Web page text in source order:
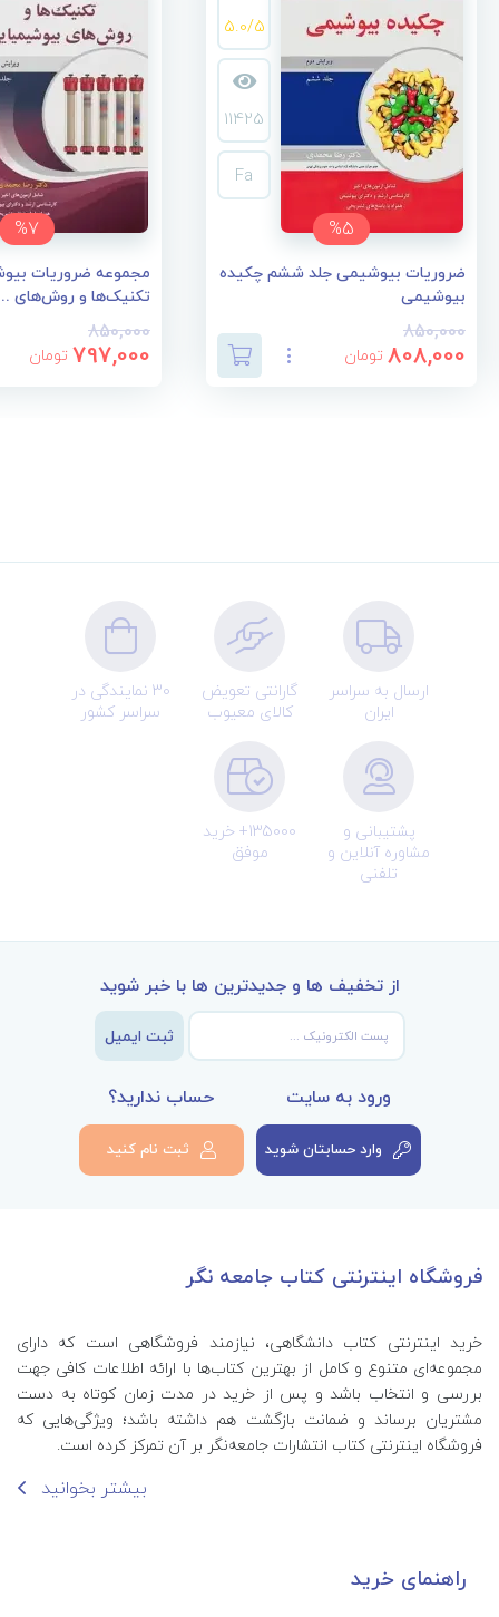
%5
5.0/5
11425
Fa
ضروریات بیوشیمی جلد ششم چکیده
بیوشیمی
850,000
808,000 تومان
%7
مجموعه ضروریات
تکنیک‌ها و روش‌های
850,000
797,000 تومان
ارسال به سراسر
ایران
گارانتی تعویض
کالای معیوب
30 نمایندگی در
سراسر کشور
پشتیبانی و
مشاوره آنلاین و
تلفنی
135000+ خرید
موفق
از تخفیف ها و جدیدترین ها با خبر شوید
ثبت ایمیل
ورود به سایت
وارد حسابتان شوید
حساب ندارید؟
ثبت نام کنید
فروشگاه اینترنتی کتاب جامعه نگر
خرید اینترنتی کتاب‌ دانشگاهی، نیازمند فروشگاهی است که دارای
مجموعه‌ای متنوع و کامل از بهترین کتاب‌ها با ارائه اطلاعات کافی جهت
بررسی و انتخاب باشد و پس از خرید در مدت زمان کوتاه به دست
مشتریان برساند و ضمانت بازگشت هم داشته باشد؛ ویژگی‌هایی که
فروشگاه اینترنتی کتاب انتشارات جامعه‌نگر بر آن تمرکز کرده است.
بیشتر بخوانید
راهنمای خرید